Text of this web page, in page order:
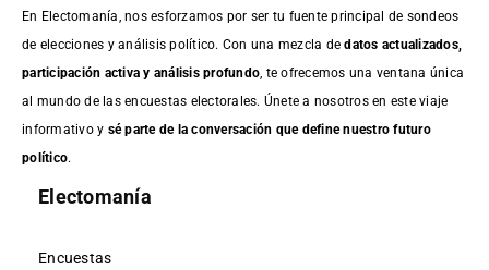
En Electomanía, nos esforzamos por ser tu fuente principal de sondeos
de elecciones y análisis político. Con una mezcla dedatos actualizados,
participación activa y análisis profundo, te ofrecemos una ventana única
al mundo de las encuestas electorales. Únete a nosotros en este viaje
informativo y sé parte de la conversación que define nuestro futuro
político.
Electomanía
Encuestas